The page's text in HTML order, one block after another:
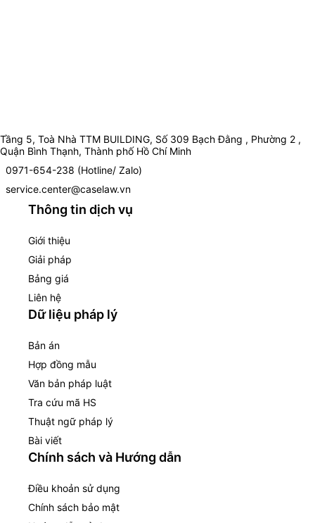
Tầng 5, Toà Nhà TTM BUILDING, Số 309 Bạch Đằng , Phường 2 ,
Quận Bình Thạnh, Thành phố Hồ Chí Minh
0971-654-238 (Hotline/ Zalo)
service.center@caselaw.vn
Thông tin dịch vụ
Giới thiệu
Giải pháp
Bảng giá
Liên hệ
Dữ liệu pháp lý
Bản án
Hợp đồng mẫu
Văn bản pháp luật
Tra cứu mã HS
Thuật ngữ pháp lý
Bài viết
Chính sách và Hướng dẫn
Điều khoản sử dụng
Chính sách bảo mật